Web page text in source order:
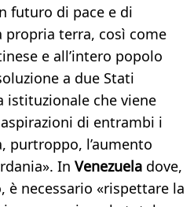
futuro di pace e di
terra, così come
e all’intero popolo
a due Stati
istituzionale che viene
di entrambi i
purtroppo, l’aumento
In Venezuela dove,
è necessario «rispettare la